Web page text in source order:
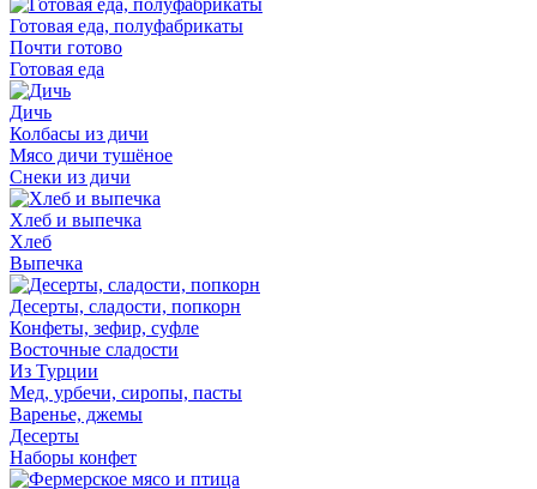
Готовая еда, полуфабрикаты
Почти готово
Готовая еда
Дичь
Колбасы из дичи
Мясо дичи тушёное
Снеки из дичи
Хлеб и выпечка
Хлеб
Выпечка
Десерты, сладости, попкорн
Конфеты, зефир, суфле
Восточные сладости
Из Турции
Мед, урбечи, сиропы, пасты
Варенье, джемы
Десерты
Наборы конфет